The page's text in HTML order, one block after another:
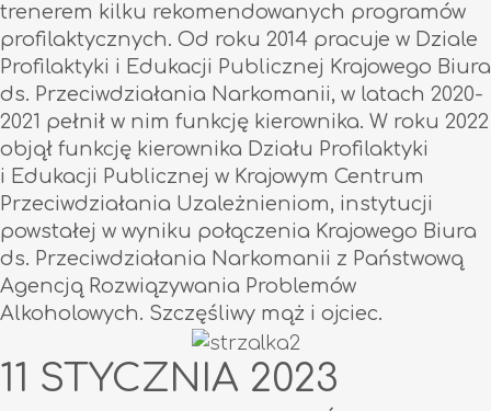
trenerem kilku rekomendowanych programów
profilaktycznych. Od roku 2014 pracuje w Dziale
Profilaktyki i Edukacji Publicznej Krajowego Biura
ds. Przeciwdziałania Narkomanii, w latach 2020-
2021 pełnił w nim funkcję kierownika. W roku 2022
objął funkcję kierownika Działu Profilaktyki
i Edukacji Publicznej w Krajowym Centrum
Przeciwdziałania Uzależnieniom, instytucji
powstałej w wyniku połączenia Krajowego Biura
ds. Przeciwdziałania Narkomanii z Państwową
Agencją Rozwiązywania Problemów
Alkoholowych. Szczęśliwy mąż i ojciec.
11 STYCZNIA 2023